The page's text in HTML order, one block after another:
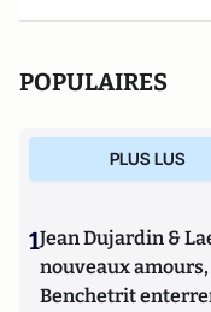
national de France
POPULAIRES
PLUS LUS
1Jean Dujardin &
nouveaux
Benchetrit